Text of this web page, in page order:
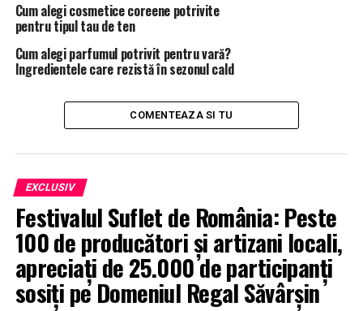
Cum alegi cosmetice coreene potrivite
pentru tipul tau de ten
Cum alegi parfumul potrivit pentru vară?
Ingredientele care rezistă în sezonul cald
COMENTEAZA SI TU
EXCLUSIV
Festivalul Suflet de România: Peste
100 de producători și artizani locali,
apreciați de 25.000 de participanți
sosiți pe Domeniul Regal Săvârșin